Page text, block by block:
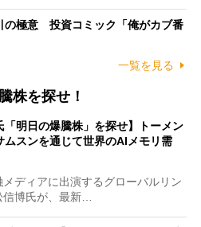
の極意 投資コミック「俺がカブ番
一覧を見る
株を探せ！
「明日の爆騰株」を探せ】トーメン
ムスンを通じて世界のAIメモリ需
ディアに出演するグローバルリン
博氏が、最新…